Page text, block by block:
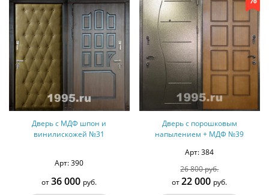
Дверь с МДФ шпон и
винилискожей №31
Арт: 390
от36 000 руб.
Дверь с порошковым
напылением + МДФ №39
Арт: 384
26 800 руб.
от22 000 руб.